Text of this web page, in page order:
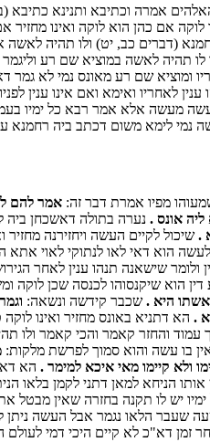
אמרה וכתיבא ותנינא
לוקה אם כהן הוא לוקה ואינו
כב, יט) ולו תהיה לאשה
תהיה לאשה במוציא שם רע וליגמר
ומוציא שם רע מאונס נמי
ענין לאחריו ואימא ואם אינו
מעשה אלא אמר רבא כל ימיו
נמי לימא משום דכתב ביה רחמנא
מפיו אמרת דבר זה: אמר להם
אונס . נערה בתולה דאשכחן ביה
. שיכול לקיים העשה ויחזירנה מחזיר
הוא דאי לאו לנתוקי לאוי
ולומר שישאנה תנהו ענין לאחר
הוא שיקנסוהו לכנסה שכן לוקה
היא . שכבר קידשה ונשאה:
. הא דתניא באונס מחזיר ואינו
עמוד והחזר קאמר והכי קאמר
בו עשה והוא סמוך לפרשת מלקות:
ולא קיימו מאי איכא למימר . הא
אותו הניחא למאן דתני לקמן
ימיו יש לו תקנה בחזרה שאין
שעבר הלאו נגמר אבל העשה ניתן
זמן דא"כ לא קיים היכי דמי לעולם